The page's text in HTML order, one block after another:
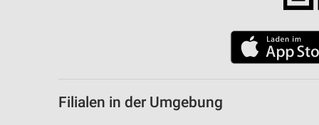
Filialen in der Umgebung